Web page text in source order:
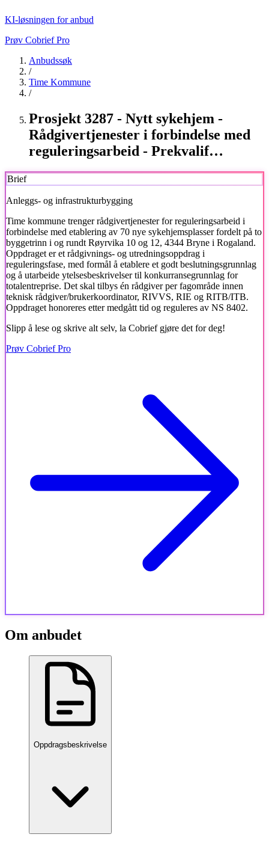
KI-løsningen for anbud
Prøv Cobrief Pro
Anbudssøk
/
Time Kommune
/
Prosjekt 3287 - Nytt sykehjem -
Rådgivertjenester i forbindelse med
reguleringsarbeid - Prekvalif…
Brief
Anleggs- og infrastrukturbygging
Time kommune trenger rådgivertjenester for reguleringsarbeid i
forbindelse med etablering av 70 nye sykehjemsplasser fordelt på to
byggetrinn i og rundt Røyrvika 10 og 12, 4344 Bryne i Rogaland.
Oppdraget er et rådgivnings- og utredningsoppdrag i
reguleringsfase, med formål å etablere et godt beslutningsgrunnlag
og å utarbeide ytelsesbeskrivelser til konkurransegrunnlag for
totalentreprise. Det skal tilbys én rådgiver per fagområde innen
teknisk rådgiver/brukerkoordinator, RIVVS, RIE og RITB/ITB.
Oppdraget honoreres etter medgått tid og reguleres av NS 8402.
Slipp å lese og skrive alt selv, la Cobrief gjøre det for deg!
Prøv Cobrief Pro
Om anbudet
Oppdragsbeskrivelse